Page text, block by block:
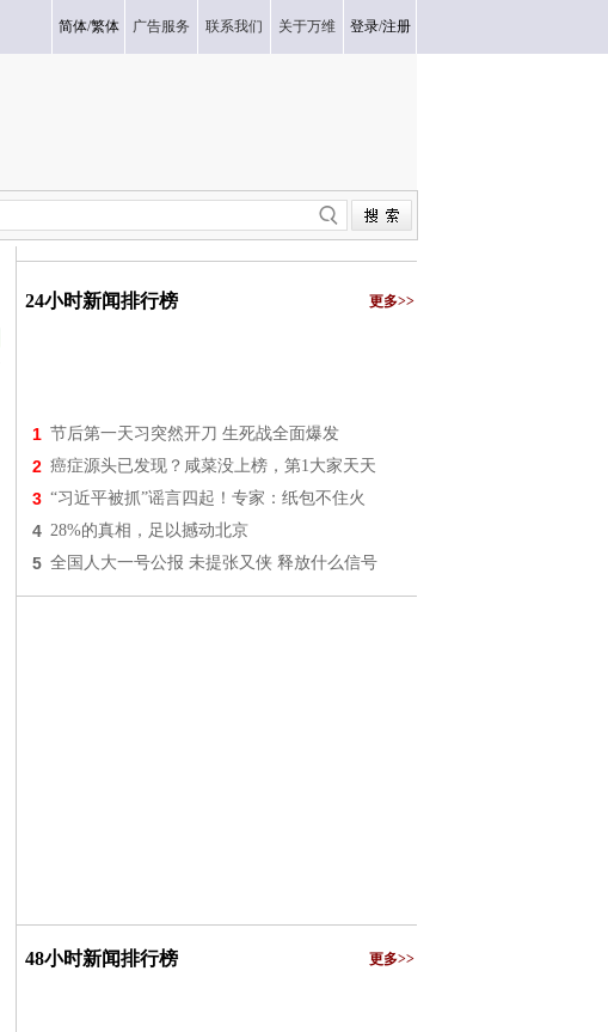
简体/繁体 广告服务 联系我们 关于万维 登录/注册
24小时新闻排行榜 更多>>
1 节后第一天习突然开刀 生死战全面爆发
2 癌症源头已发现？咸菜没上榜，第1大家天天
3 “习近平被抓”谣言四起！专家：纸包不住火
4 28%的真相，足以撼动北京
5 全国人大一号公报 未提张又侠 释放什么信号
48小时新闻排行榜 更多>>